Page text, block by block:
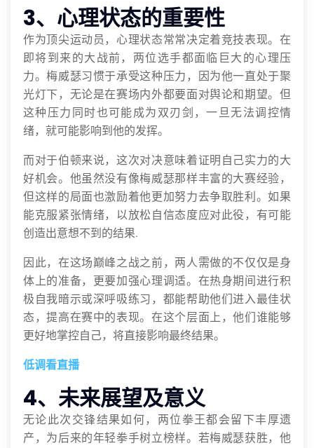
3、心理状态的重要性
作为顶尖运动员，心理状态常常决定着竞技表现。在
即将到来的大战前，两位选手都面临巨大的心理压
力。梅威瑟习惯于承受这种压力，因为他一直处于聚
光灯下，无论是在赛场内外都要面对舆论和期望。但
这种压力同时也可能成为双刃剑，一旦无法调控情
绪，就可能影响到他的发挥。
而对于伯顿来说，这次对决意味着证明自己实力的大
好机会。他虽然没有像梅威瑟那样丰富的大赛经验，
但这样的局面也激励着他更加努力去争取胜利。如果
能克服紧张情绪，以放松自信态度应对此役，有可能
创造出意想不到的结果.
因此，在这场巅峰之战之前，两人需做的不仅仅是身
体上的准备，更要加强心理调适。在热身期间进行积
极自我暗示或深呼吸练习，都能帮助他们进入最佳状
态，提高在赛中的表现。在这个层面上，他们谁能够
更好地掌控自己，将直接影响最终结果。
低调看直播
4、未来展望及意义
无论此次交锋结果如何，两位拳王都会留下丰厚遗
产，为后来的年轻拳手树立榜样。若梅威瑟获胜，他